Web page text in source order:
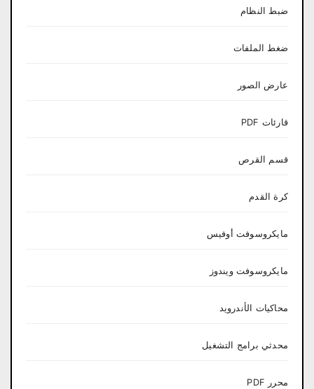
ضبط النظام
ضغط الملفات
عارض الصور
قارئات PDF
قسم القرص
كرة القدم
مايكروسوفت أوفيس
مايكروسوفت ويندوز
محاكيات الأندرويد
محدثي برامج التشغيل
محرر PDF